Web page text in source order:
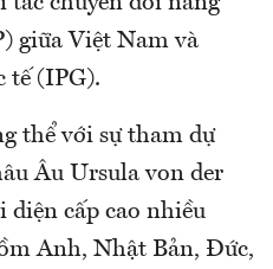
giữa Việt Nam và
tế (IPG).
thể với sự tham dự
Âu Ursula von der
diện cấp cao nhiều
Anh, Nhật Bản, Đức,